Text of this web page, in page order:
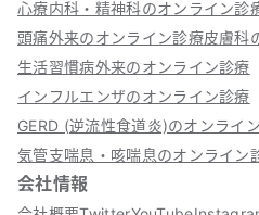
心療内科・精神科のオンライン診
頭痛外来のオンライン診療皮膚科
生活習慣病外来のオンライン診療
インフルエンザのオンライン診療
GERD (逆流性食道炎)のオンライ
気管支喘息・咳喘息のオンライン
会社情報